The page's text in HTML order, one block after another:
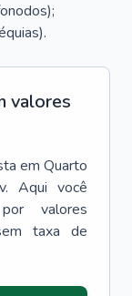
valores
em Quarto
Aqui você
valores
taxa de